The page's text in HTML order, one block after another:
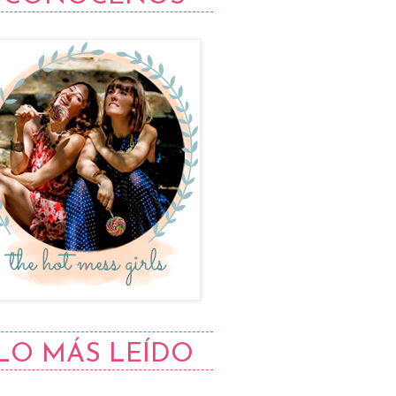
MÁS LEÍDO